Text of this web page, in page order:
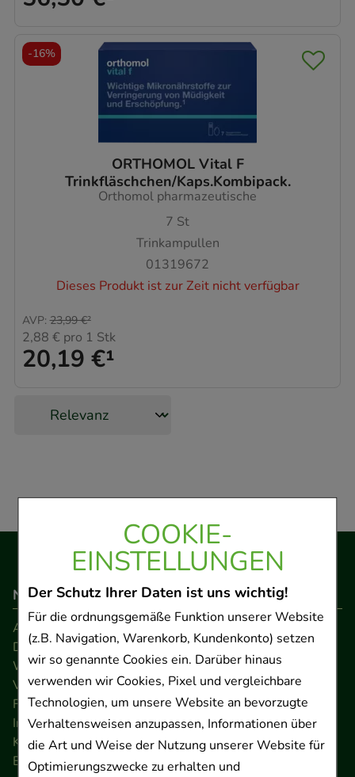
COOKIE-
EINSTELLUNGEN
Der Schutz Ihrer Daten ist uns wichtig!
Für die ordnungsgemäße Funktion unserer Website
(z.B. Navigation, Warenkorb, Kundenkonto) setzen
wir so genannte Cookies ein. Darüber hinaus
verwenden wir Cookies, Pixel und vergleichbare
Technologien, um unsere Website an bevorzugte
Verhaltensweisen anzupassen, Informationen über
die Art und Weise der Nutzung unserer Website für
Optimierungszwecke zu erhalten und
ORTHOMOL Vital F
Trinkfläschchen/Kaps.Kombipack.
Orthomol pharmazeutische
7 St
Trinkampullen
01319672
Dieses Produkt ist zur Zeit nicht verfügbar
20,19 €¹
AVP: 23,99 €²
2,88 € pro 1 Stk
-16%
Navigation
AGB
Datenschutz
Widerrufsrecht
Versandkosten
FAQ
Impressum
Kontakt
Barrierefreiheitserklärung